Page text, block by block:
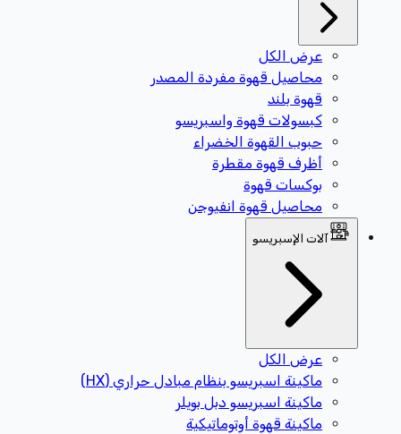
عرض الكل
محاصيل قهوة مفردة المصدر
قهوة بلند
كبسولات قهوة واسبريسو
حبوب القهوة الخضراء
أظرف قهوة مقطرة
بوكسات قهوة
محاصيل قهوة انفيوجن
آلات الإسبريسو
عرض الكل
ماكينة اسبريسو بنظام مبادل حراري (HX)
ماكينة اسبريسو دبل بويلر
ماكينة قهوة أوتوماتيكية